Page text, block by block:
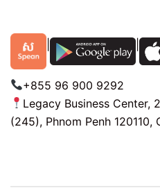
| |
+855 96 900 9292
Legacy Business Center,
(245), Phnom Penh 120110,